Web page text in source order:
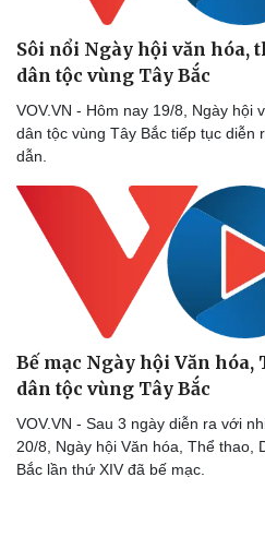
Sôi nổi Ngày hội văn hóa,
dân tộc vùng Tây Bắc
VOV.VN - Hôm nay 19/8, Ngày hội
dân tộc vùng Tây Bắc tiếp tục diễn
dẫn.
Bế mạc Ngày hội Văn hóa,
dân tộc vùng Tây Bắc
VOV.VN - Sau 3 ngày diễn ra với
20/8, Ngày hội Văn hóa, Thể thao,
Bắc lần thứ XIV đã bế mạc.